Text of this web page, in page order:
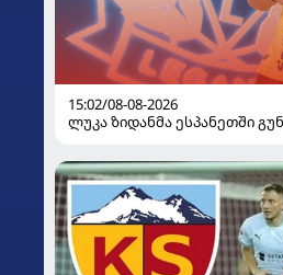
15:02/08-08-2026
ლუკა ზიდანმა ესპანეთში